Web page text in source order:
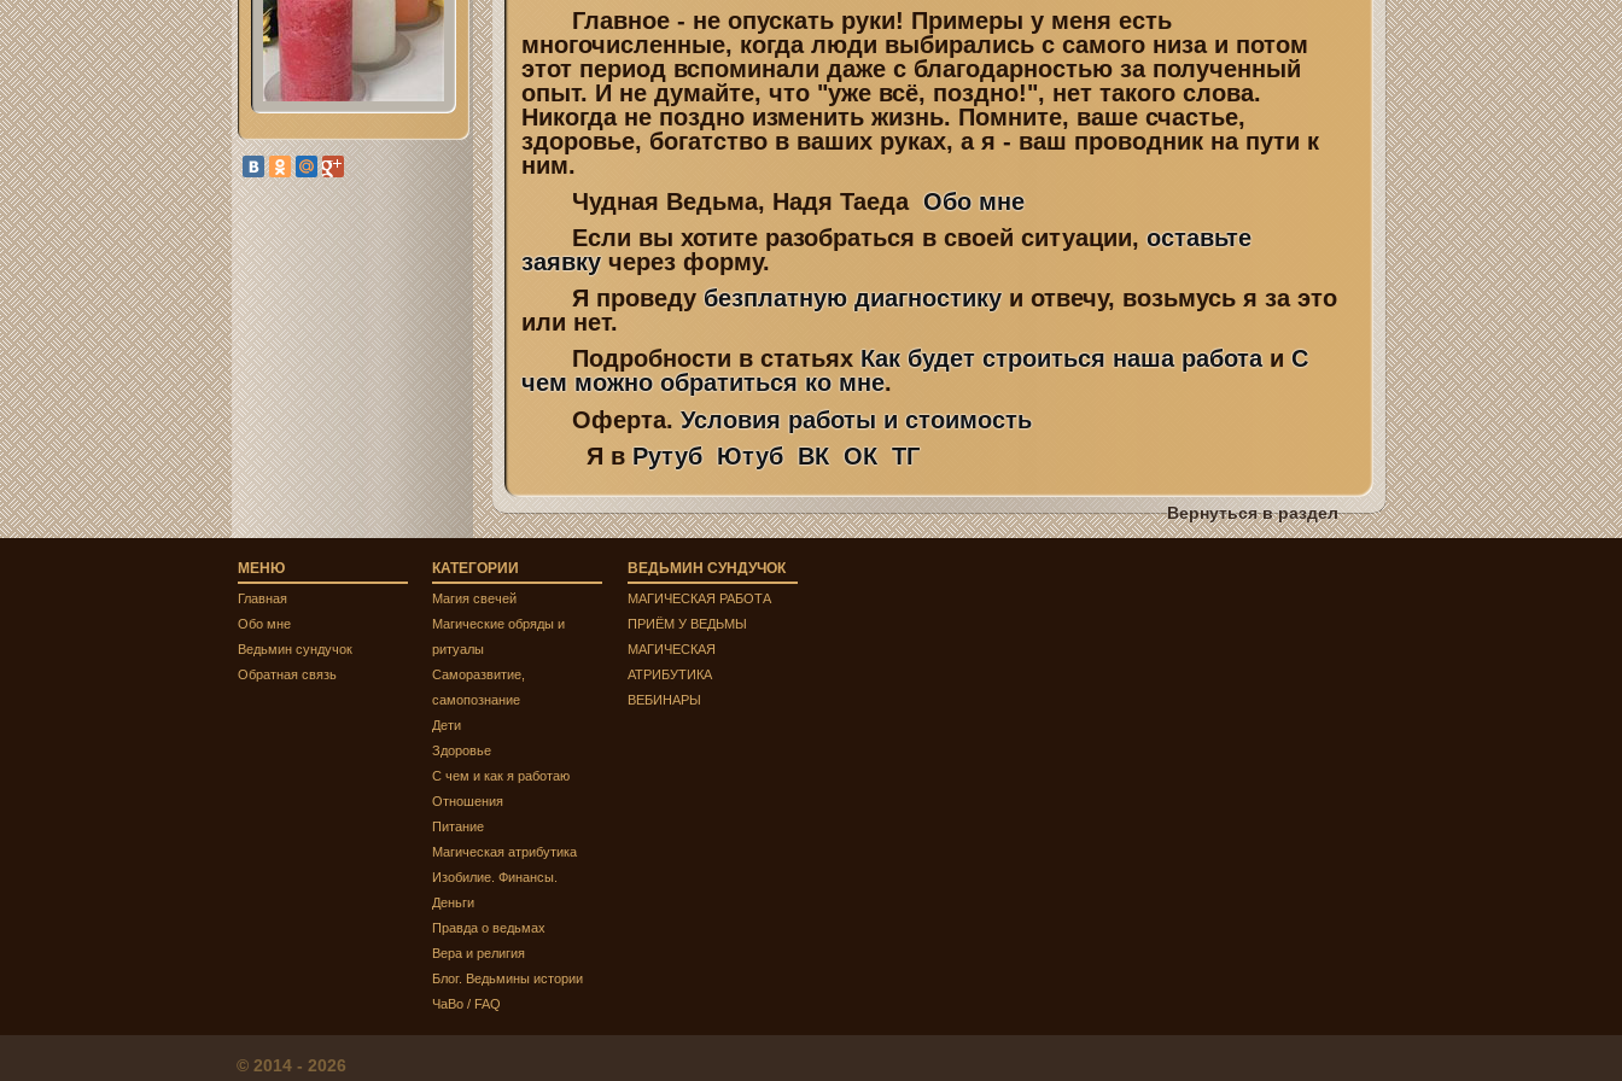
Главное - не опускать руки! Примеры у меня есть
многочисленные, когда люди выбирались с самого низа и потом
этот период вспоминали даже с благодарностью за полученный
опыт. И не думайте, что "уже всё, поздно!", нет такого слова.
Никогда не поздно изменить жизнь. Помните, ваше счастье,
здоровье, богатство в ваших руках, а я - ваш проводник на пути к
ним.
Чудная Ведьма, Надя ТаедаОбо мне
Если вы хотите разобраться в своей ситуации,оставьте
заявкучерез форму.
Я проведубезплатную диагностикуи отвечу, возьмусь я за это
или нет.
Подробности в статьяхКак будет строиться наша работаиС
чем можно обратиться ко мне.
Оферта.Условия работы и стоимость
Я вРутуб Ютуб ВК ОК ТГ
Вернуться в раздел
МЕНЮ
Главная
Обо мне
Ведьмин сундучок
Обратная связь
КАТЕГОРИИ
Магия свечей
Магические обряды и
ритуалы
Саморазвитие,
самопознание
Дети
Здоровье
С чем и как я работаю
Отношения
Питание
Магическая атрибутика
Изобилие. Финансы.
Деньги
Правда о ведьмах
Вера и религия
Блог. Ведьмины истории
ЧаВо / FAQ
ВЕДЬМИН СУНДУЧОК
МАГИЧЕСКАЯ РАБОТА
ПРИЁМ У ВЕДЬМЫ
МАГИЧЕСКАЯ
АТРИБУТИКА
ВЕБИНАРЫ
© 2014 - 2026